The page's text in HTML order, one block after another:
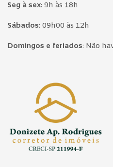
Seg à sex: 9h às 18h
Sábados: 09h00 às 12h
Domingos e feriados: Não